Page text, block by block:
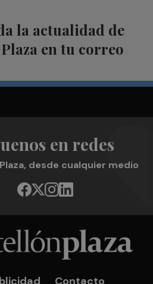
la actualidad de
en tu correo
en redes
desde cualquier medio